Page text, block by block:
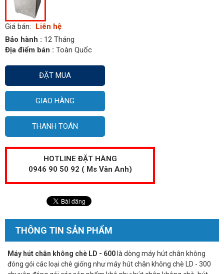
Giá bán:
Liên hệ
Bảo hành : 12 Tháng
Địa điểm bán : Toàn Quốc
ĐẶT MUA
GIAO HÀNG
THANH TOÁN
HOTLINE ĐẶT HÀNG
0946 90 50 92 ( Ms Vân Anh)
THÔNG TIN SẢN PHẨM
Máy hút chân không chè LD - 600là dòng máy hút chân không
đóng gói các loại chè giống như máy hút chân không chè LD - 300